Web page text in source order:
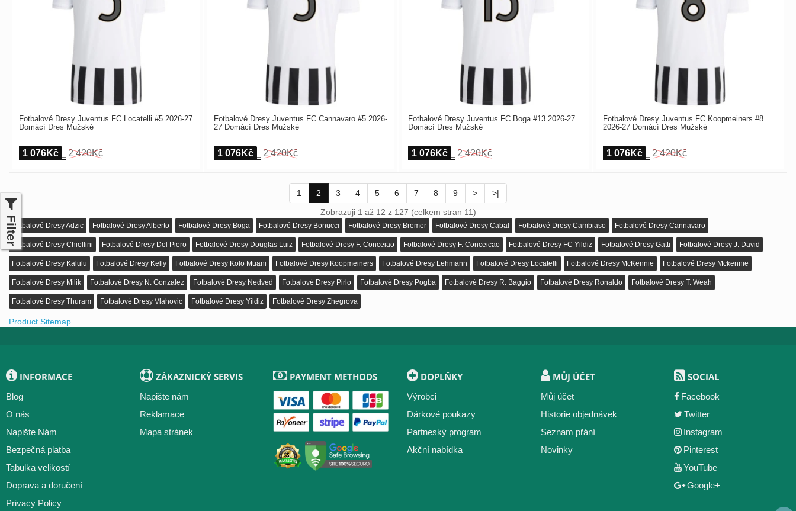
Filter
Fotbalové Dresy Juventus FC Locatelli #5 2026-27
Domácí Dres Mužské
1 076Kč 2 420Kč
Fotbalové Dresy Juventus FC Cannavaro #5 2026-
27 Domácí Dres Mužské
1 076Kč 2 420Kč
Fotbalové Dresy Juventus FC Boga #13 2026-27
Domácí Dres Mužské
1 076Kč 2 420Kč
Fotbalové Dresy Juventus FC Koopmeiners #8
2026-27 Domácí Dres Mužské
1 076Kč 2 420Kč
1 2 3 4 5 6 7 8 9 >
>|
Zobrazuji 1 až 12 z 127 (celkem stran 11)
Fotbalové Dresy Adzic Fotbalové Dresy Alberto Fotbalové Dresy Boga Fotbalové Dresy Bonucci Fotbalové Dresy Bremer Fotbalové Dresy Cabal Fotbalové Dresy Cambiaso Fotbalové Dresy Cannavaro
Fotbalové Dresy Chiellini Fotbalové Dresy Del Piero Fotbalové Dresy Douglas Luiz Fotbalové Dresy F. Conceiao Fotbalové Dresy F. Conceicao Fotbalové Dresy FC Yildiz Fotbalové Dresy Gatti Fotbalové Dresy J. David
Fotbalové Dresy Kalulu Fotbalové Dresy Kelly Fotbalové Dresy Kolo Muani Fotbalové Dresy Koopmeiners Fotbalové Dresy Lehmann Fotbalové Dresy Locatelli Fotbalové Dresy McKennie Fotbalové Dresy Mckennie
Fotbalové Dresy Milik Fotbalové Dresy N. Gonzalez Fotbalové Dresy Nedved Fotbalové Dresy Pirlo Fotbalové Dresy Pogba Fotbalové Dresy R. Baggio Fotbalové Dresy Ronaldo Fotbalové Dresy T. Weah
Fotbalové Dresy Thuram Fotbalové Dresy Vlahovic Fotbalové Dresy Yildiz Fotbalové Dresy Zhegrova
Product Sitemap
INFORMACE
Blog
O nás
Napište Nám
Bezpečná platba
Tabulka velikostí
Doprava a doručení
Privacy Policy
ZÁKAZNICKÝ SERVIS
Napište nám
Reklamace
Mapa stránek
PAYMENT METHODS DOPLŇKY
Výrobci
Dárkové poukazy
Partneský program
Akční nabídka
MŮJ ÚČET
Můj účet
Historie objednávek
Seznam přání
Novinky
SOCIAL
Facebook
Twitter
Instagram
Pinterest
YouTube
Google+